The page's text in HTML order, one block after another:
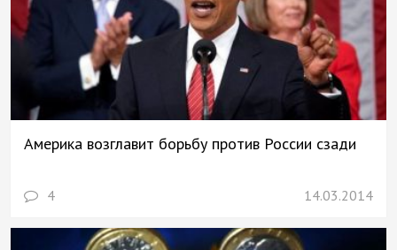
Америка возглавит борьбу против России сзади
4 14.03.2014